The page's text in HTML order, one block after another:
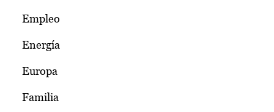
Empleo
Energía
Europa
Familia